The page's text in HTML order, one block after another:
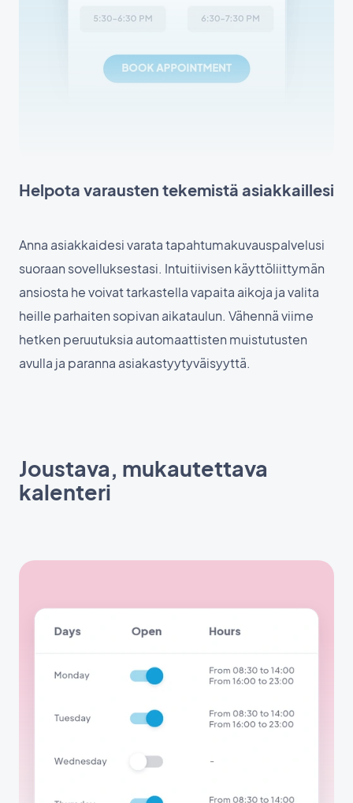
Helpota varausten tekemistä asiakkaillesi
Anna asiakkaidesi varata tapahtumakuvauspalvelusi
suoraan sovelluksestasi. Intuitiivisen käyttöliittymän
ansiosta he voivat tarkastella vapaita aikoja ja valita
heille parhaiten sopivan aikataulun. Vähennä viime
hetken peruutuksia automaattisten muistutusten
avulla ja paranna asiakastyytyväisyyttä.
Joustava, mukautettava
kalenteri